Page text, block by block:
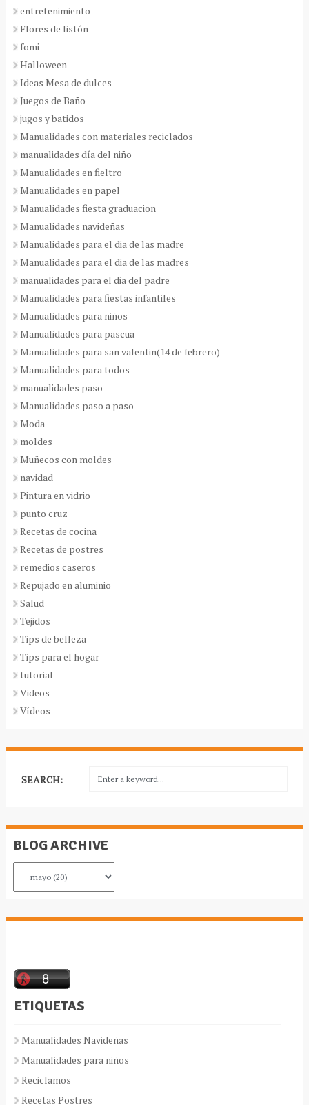
entretenimiento
Flores de listón
fomi
Halloween
Ideas Mesa de dulces
Juegos de Baño
jugos y batidos
Manualidades con materiales reciclados
manualidades día del niño
Manualidades en fieltro
Manualidades en papel
Manualidades fiesta graduacion
Manualidades navideñas
Manualidades para el dia de las madre
Manualidades para el dia de las madres
manualidades para el dia del padre
Manualidades para fiestas infantiles
Manualidades para niños
Manualidades para pascua
Manualidades para san valentin(14 de febrero)
Manualidades para todos
manualidades paso
Manualidades paso a paso
Moda
moldes
Muñecos con moldes
navidad
Pintura en vidrio
punto cruz
Recetas de cocina
Recetas de postres
remedios caseros
Repujado en aluminio
Salud
Tejidos
Tips de belleza
Tips para el hogar
tutorial
Videos
Vídeos
SEARCH:
BLOG ARCHIVE
ETIQUETAS
Manualidades Navideñas
Manualidades para niños
Reciclamos
Recetas Postres